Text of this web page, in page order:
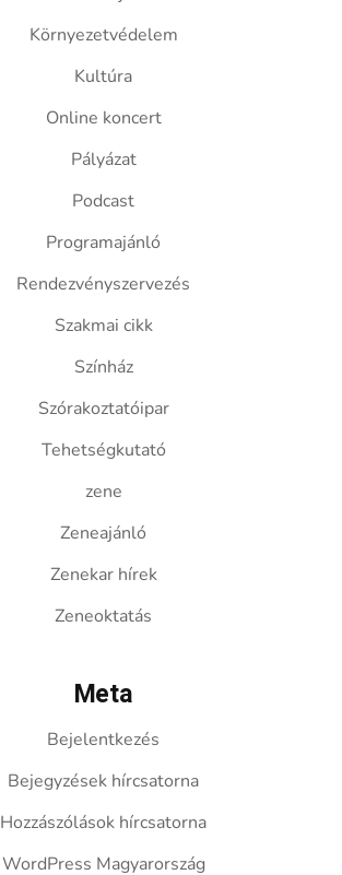
Környezetvédelem
Kultúra
Online koncert
Pályázat
Podcast
Programajánló
Rendezvényszervezés
Szakmai cikk
Színház
Szórakoztatóipar
Tehetségkutató
zene
Zeneajánló
Zenekar hírek
Zeneoktatás
Meta
Bejelentkezés
Bejegyzések hírcsatorna
Hozzászólások hírcsatorna
WordPress Magyarország